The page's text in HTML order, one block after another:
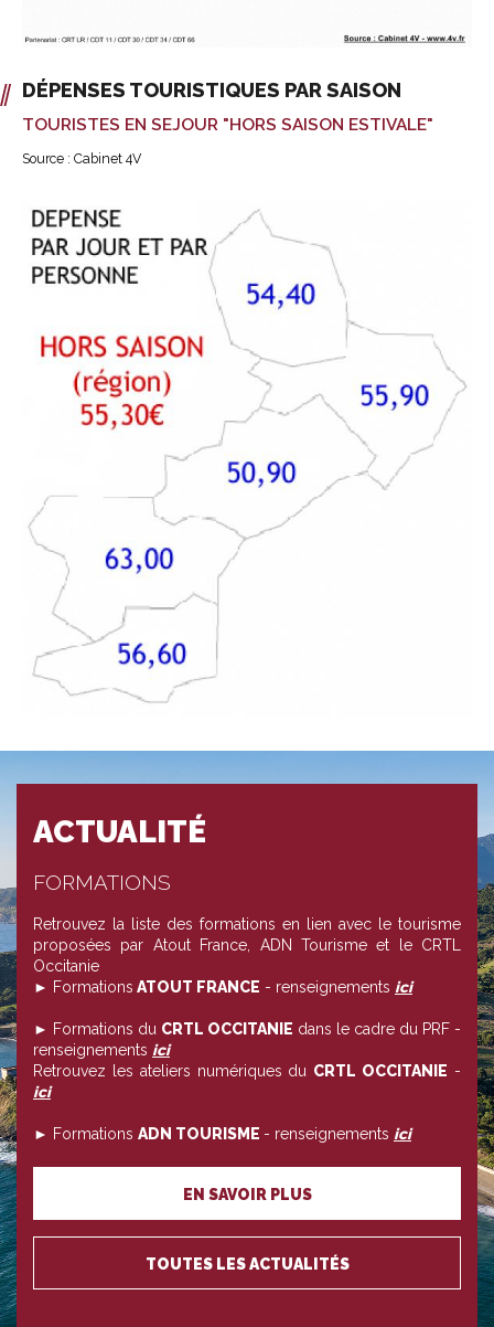
DÉPENSES TOURISTIQUES PAR SAISON
TOURISTES EN SEJOUR "HORS SAISON ESTIVALE"
Source : Cabinet 4V
ACTUALITÉ
FORMATIONS
Retrouvez la liste des formations en lien avec le tourisme
proposées par Atout France, ADN Tourisme et le CRTL
Occitanie
► Formations ATOUT FRANCE - renseignements ici
► Formations du CRTL OCCITANIE dans le cadre du PRF -
renseignements ici
Retrouvez les ateliers numériques du CRTL OCCITANIE -
ici
► Formations ADN TOURISME - renseignements ici
EN SAVOIR PLUS
TOUTES LES ACTUALITÉS